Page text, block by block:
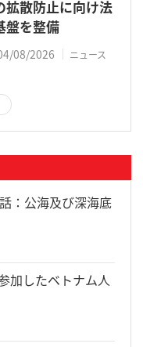
拡散防止に向け法
盤を整備
08/2026 ニュース
：公海及び深海底
加したベトナム人